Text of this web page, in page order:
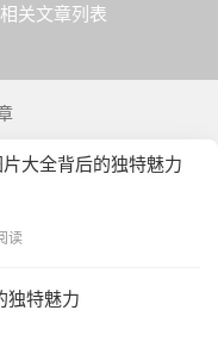
关文章列表
大全背后的独特魅力
读
独特魅力